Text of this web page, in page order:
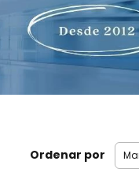
Kit Retirada de Pontos
Kit Curativo
Ordenar por